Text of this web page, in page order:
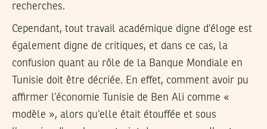
recherches.
Cependant, tout travail académique digne d’éloge est
également digne de critiques, et dans ce cas, la
confusion quant au rôle de la Banque Mondiale en
Tunisie doit être décriée. En effet, comment avoir pu
affirmer l’économie Tunisie de Ben Ali comme «
modèle », alors qu’elle était étouffée et sous